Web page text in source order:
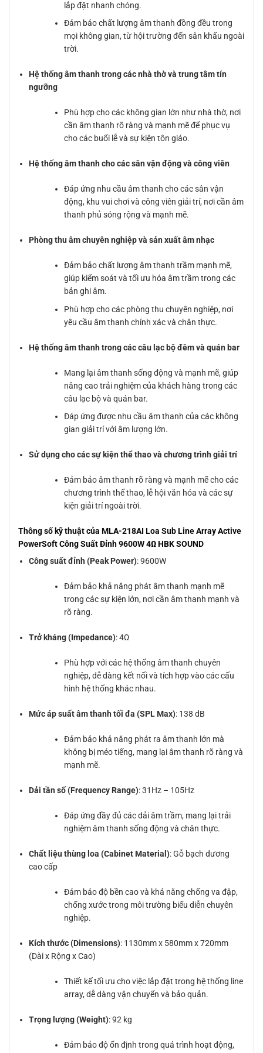
lắp đặt nhanh chóng.
Đảm bảo chất lượng âm thanh đồng đều trong
mọi không gian, từ hội trường đến sân khấu ngoài
trời.
Hệ thống âm thanh trong các nhà thờ và trung tâm tín
ngưỡng
Phù hợp cho các không gian lớn như nhà thờ, nơi
cần âm thanh rõ ràng và mạnh mẽ để phục vụ
cho các buổi lễ và sự kiện tôn giáo.
Hệ thống âm thanh cho các sân vận động và công viên
Đáp ứng nhu cầu âm thanh cho các sân vận
động, khu vui chơi và công viên giải trí, nơi cần âm
thanh phủ sóng rộng và mạnh mẽ.
Phòng thu âm chuyên nghiệp và sản xuất âm nhạc
Đảm bảo chất lượng âm thanh trầm mạnh mẽ,
giúp kiểm soát và tối ưu hóa âm trầm trong các
bản ghi âm.
Phù hợp cho các phòng thu chuyên nghiệp, nơi
yêu cầu âm thanh chính xác và chân thực.
Hệ thống âm thanh trong các câu lạc bộ đêm và quán bar
Mang lại âm thanh sống động và mạnh mẽ, giúp
nâng cao trải nghiệm của khách hàng trong các
câu lạc bộ và quán bar.
Đáp ứng được nhu cầu âm thanh của các không
gian giải trí với âm lượng lớn.
Sử dụng cho các sự kiện thể thao và chương trình giải trí
Đảm bảo âm thanh rõ ràng và mạnh mẽ cho các
chương trình thể thao, lễ hội văn hóa và các sự
kiện giải trí ngoài trời.
Thông số kỹ thuật của MLA-218AI Loa Sub Line Array Active
PowerSoft Công Suất Đỉnh 9600W 4Ω HBK SOUND
Công suất đỉnh (Peak Power): 9600W
Đảm bảo khả năng phát âm thanh mạnh mẽ
trong các sự kiện lớn, nơi cần âm thanh mạnh và
rõ ràng.
Trở kháng (Impedance): 4Ω
Phù hợp với các hệ thống âm thanh chuyên
nghiệp, dễ dàng kết nối và tích hợp vào các cấu
hình hệ thống khác nhau.
Mức áp suất âm thanh tối đa (SPL Max): 138 dB
Đảm bảo khả năng phát ra âm thanh lớn mà
không bị méo tiếng, mang lại âm thanh rõ ràng và
mạnh mẽ.
Dải tần số (Frequency Range): 31Hz – 105Hz
Đáp ứng đầy đủ các dải âm trầm, mang lại trải
nghiệm âm thanh sống động và chân thực.
Chất liệu thùng loa (Cabinet Material): Gỗ bạch dương
cao cấp
Đảm bảo độ bền cao và khả năng chống va đập,
chống xước trong môi trường biểu diễn chuyên
nghiệp.
Kích thước (Dimensions): 1130mm x 580mm x 720mm
(Dài x Rộng x Cao)
Thiết kế tối ưu cho việc lắp đặt trong hệ thống line
array, dễ dàng vận chuyển và bảo quản.
Trọng lượng (Weight): 92 kg
Đảm bảo độ ổn định trong quá trình hoạt động,